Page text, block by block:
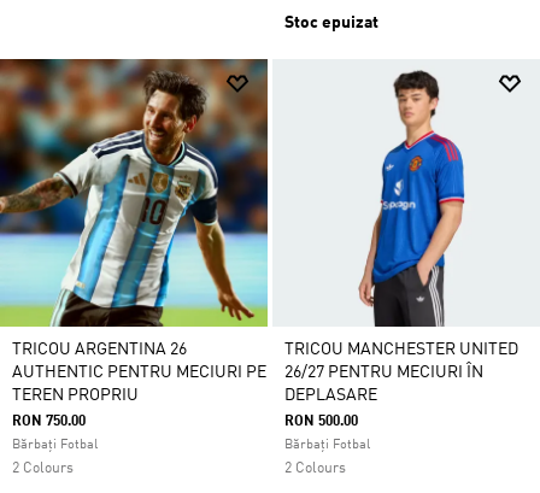
Stoc epuizat
TRICOU ARGENTINA 26
AUTHENTIC PENTRU MECIURI PE
TEREN PROPRIU
RON 750.00
Bărbați Fotbal
2 Colours
TRICOU MANCHESTER UNITED
26/27 PENTRU MECIURI ÎN
DEPLASARE
RON 500.00
Bărbați Fotbal
2 Colours